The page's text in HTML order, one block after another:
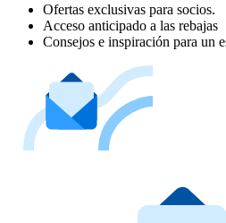
Ofertas exclusivas para socios.
Acceso anticipado a las rebajas
Consejos e inspiración para un